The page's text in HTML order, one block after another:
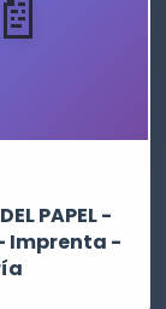
PAPEL -
Imprenta -